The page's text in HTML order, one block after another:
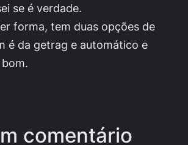
se é verdade.
forma, tem duas opções de
é da getrag e automático e
comentário